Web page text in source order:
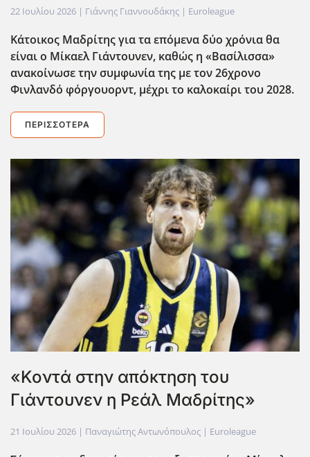
22 Ιουλίου 2026 | Γιάννης Γιαννουδάκης | Euroleague
Κάτοικος Μαδρίτης για τα επόμενα δύο χρόνια θα
είναι ο Μίκαελ Γιάντουνεν, καθώς η «Βασίλισσα»
ανακοίνωσε την συμφωνία της με τον 26χρονο
Φινλανδό φόργουορντ, μέχρι το καλοκαίρι του 2028.
ΠΕΡΙΣΣΌΤΕΡΑ
«Κοντά στην απόκτηση του
Γιάντουνεν η Ρεάλ Μαδρίτης»
21 Ιουλίου 2026 | Παναγιώτης Αντωνόπουλος | Euroleague